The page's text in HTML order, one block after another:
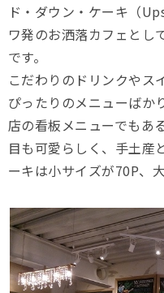
ド・ダウン・ケーキ（
ワ発のお洒落カフェとし
です。
こだわりのドリンクやス
ぴったりのメニューばか
店の看板メニューでもあ
目も可愛らしく、手土産
ーキは小サイズが70P、